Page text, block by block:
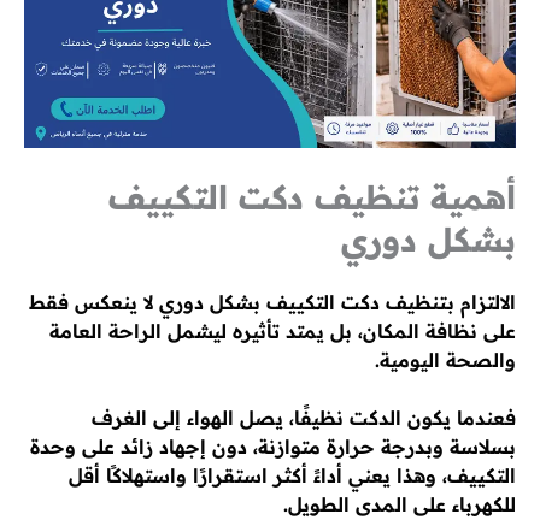
أهمية تنظيف دكت التكييف
بشكل دوري
الالتزام بتنظيف دكت التكييف بشكل دوري لا ينعكس فقط
على نظافة المكان، بل يمتد تأثيره ليشمل الراحة العامة
والصحة اليومية.
فعندما يكون الدكت نظيفًا، يصل الهواء إلى الغرف
بسلاسة وبدرجة حرارة متوازنة، دون إجهاد زائد على وحدة
التكييف، وهذا يعني أداءً أكثر استقرارًا واستهلاكًا أقل
للكهرباء على المدى الطويل.